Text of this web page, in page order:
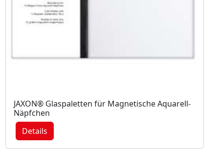
JAXON® Glaspaletten für Magnetische Aquarell-
Näpfchen
Details